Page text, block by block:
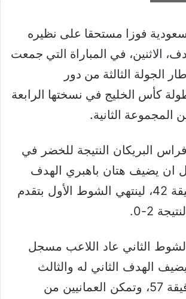
فوزا مستحقا على نظيره
الاثنين، في المباراة التي جمعت
الجولة الثالثة من دور
كأس الخليج في نسختها الرابعة
الثانية.
البريكان النتيجة للخضر في
25، قبل ان يضيف هتان باهبري الهدف
الثاني في الدقيقة 42، لينتهي الشوط الأول بتقدم
2-0.
الثاني عاد اللاعب مسجل
الهدف الثاني له والثالث
لفريقه في الدقيقة 57، وتمكن العمانيين من